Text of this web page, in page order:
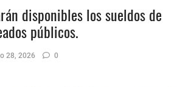
disponibles los sueldos de
públicos.
28, 2026 0